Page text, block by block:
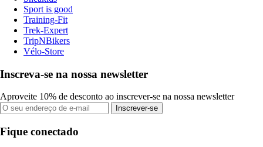
Sport is good
Training-Fit
Trek-Expert
TripNBikers
Vélo-Store
Inscreva-se na nossa newsletter
Aproveite 10% de desconto ao inscrever-se na nossa newsletter
Inscrever-se
Fique conectado